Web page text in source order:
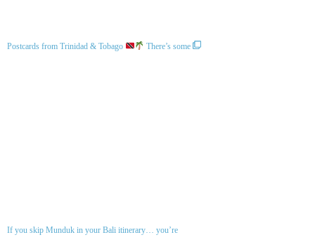
Postcards from Trinidad & Tobago There’s some
If you skip Munduk in your Bali itinerary… you’re